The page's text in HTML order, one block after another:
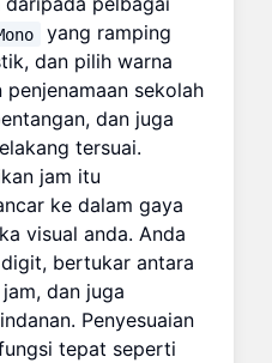
yang ramping
dan pilih warna
sekolah
dan juga
tersuai.
jam itu
ke dalam gaya
visual anda. Anda
bertukar antara
dan juga
Penyesuaian
tepat seperti